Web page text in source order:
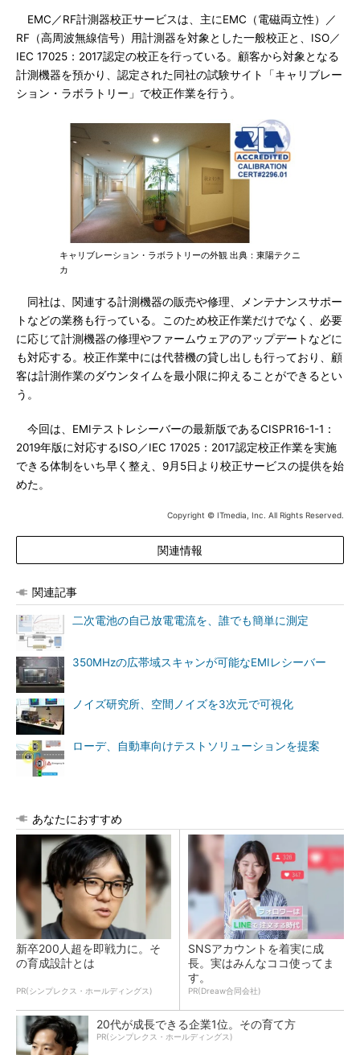
EMC／RF計測器校正サービスは、主にEMC（電磁両立性）／
RF（高周波無線信号）用計測器を対象とした一般校正と、ISO／
IEC 17025：2017認定の校正を行っている。顧客から対象となる
計測機器を預かり、認定された同社の試験サイト「キャリブレー
ション・ラボラトリー」で校正作業を行う。
キャリブレーション・ラボラトリーの外観 出典：東陽テクニ
カ
同社は、関連する計測機器の販売や修理、メンテナンスサポー
トなどの業務も行っている。このため校正作業だけでなく、必要
に応じて計測機器の修理やファームウェアのアップデートなどに
も対応する。校正作業中には代替機の貸し出しも行っており、顧
客は計測作業のダウンタイムを最小限に抑えることができるとい
う。
今回は、EMIテストレシーバーの最新版であるCISPR16-1-1：
2019年版に対応するISO／IEC 17025：2017認定校正作業を実施
できる体制をいち早く整え、9月5日より校正サービスの提供を始
めた。
Copyright © ITmedia, Inc. All Rights Reserved.
関連情報
関連記事
二次電池の自己放電電流を、誰でも簡単に測定
350MHzの広帯域スキャンが可能なEMIレシーバー
ノイズ研究所、空間ノイズを3次元で可視化
ローデ、自動車向けテストソリューションを提案
あなたにおすすめ
新卒200人超を即戦力に。そ
の育成設計とは
PR(シンプレクス・ホールディングス)
SNSアカウントを着実に成
長。実はみんなココ使ってま
す。
PR(Dreaw合同会社)
20代が成長できる企業1位。その育て方
PR(シンプレクス・ホールディングス)